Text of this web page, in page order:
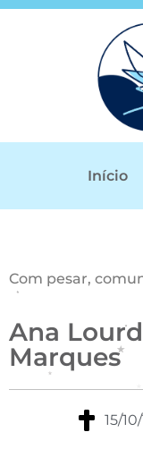
Início
Com pesar,
Ana
Marques
15/